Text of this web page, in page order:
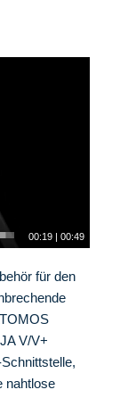
00:20 |00:49
für den
V/V+
nahtlose